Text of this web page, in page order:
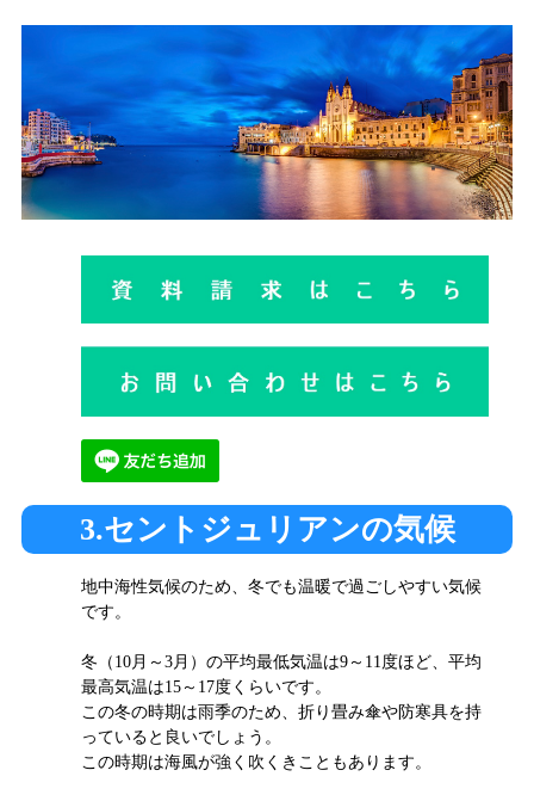
3.セントジュリアンの気候
地中海性気候のため、冬でも温暖で過ごしやすい気候
です。
冬（10月～3月）の平均最低気温は9～11度ほど、平均
最高気温は15～17度くらいです。
この冬の時期は雨季のため、折り畳み傘や防寒具を持
っていると良いでしょう。
この時期は海風が強く吹くきこともあります。